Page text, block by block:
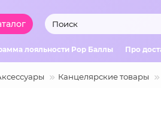
лояльности Pop Баллы Про
Канцелярские товары